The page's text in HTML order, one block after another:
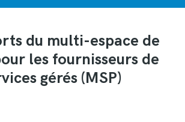
du multi-espace de
les fournisseurs de
gérés (MSP)